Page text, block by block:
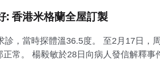
: 香港米格蘭全屋訂製
診，當時探體溫36.5度。 至2月17日，
常。 楊毅敏於28日向病人發信解釋